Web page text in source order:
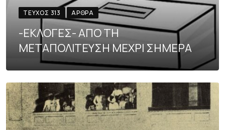
ΤΕΎΧΟΣ 313 ΆΡΘΡΑ
-ΕΚΛΟΓΕΣ- ΑΠΟ ΤΗ
ΜΕΤΑΠΟΛΙΤΕΥΣΗ ΜΕΧΡΙ ΣΗΜΕΡΑ